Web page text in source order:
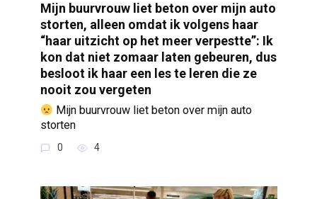
Mijn buurvrouw liet beton over mijn auto
storten, alleen omdat ik volgens haar
“haar uitzicht op het meer verpestte”: Ik
kon dat niet zomaar laten gebeuren, dus
besloot ik haar een les te leren die ze
nooit zou vergeten
Mijn buurvrouw liet beton over mijn auto
storten
0 4